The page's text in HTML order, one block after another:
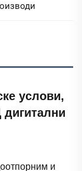
услови,
дигитални
и